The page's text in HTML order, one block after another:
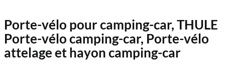
Porte-vélo pour camping-car, THULE
Porte-vélo camping-car, Porte-vélo
attelage et hayon camping-car